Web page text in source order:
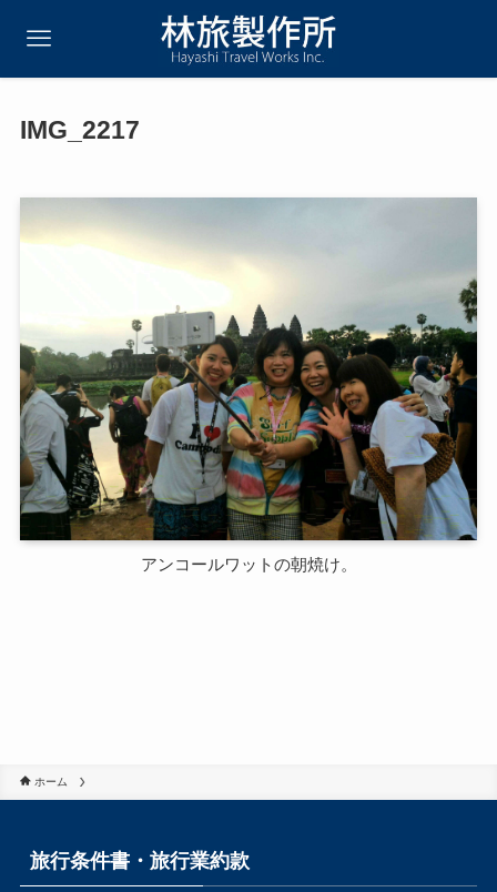
IMG_2217
アンコールワットの朝焼け。
ホーム
旅行条件書・旅行業約款